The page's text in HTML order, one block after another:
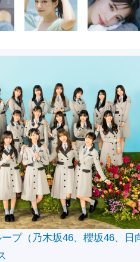
ープ（乃木坂46、櫻坂46、日